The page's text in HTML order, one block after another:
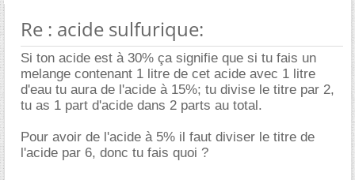
Re : acide sulfurique:
Si ton acide est à 30% ça signifie que si tu fais un
melange contenant 1 litre de cet acide avec 1 litre
d'eau tu aura de l'acide à 15%; tu divise le titre par 2,
tu as 1 part d'acide dans 2 parts au total.
Pour avoir de l'acide à 5% il faut diviser le titre de
l'acide par 6, donc tu fais quoi ?